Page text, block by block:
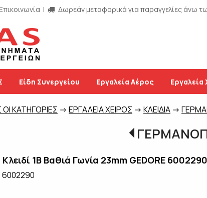
Επικοινωνία | Δωρεάν μεταφορικά για παραγγελίες άνω
Είδη Συνεργείου Εργαλεία Αέρος Εργαλεία
ΚΑΤΗΓΟΡΙΕΣ -> ΕΡΓΑΛΕΙΑ ΧΕΙΡΟΣ -> ΚΛΕΙΔΙΑ ->
1B Βαθιά Γωνία 23mm GEDORE 6002290
6002290